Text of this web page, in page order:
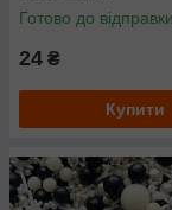
Готово до відправки
24 ₴
Купити